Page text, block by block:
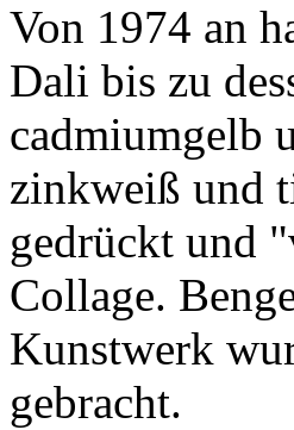
Von 1974 an
Dali bis zu
cadmiumgelb
zinkweiß und
gedrückt und
Collage.
Kunstwerk
gebracht.